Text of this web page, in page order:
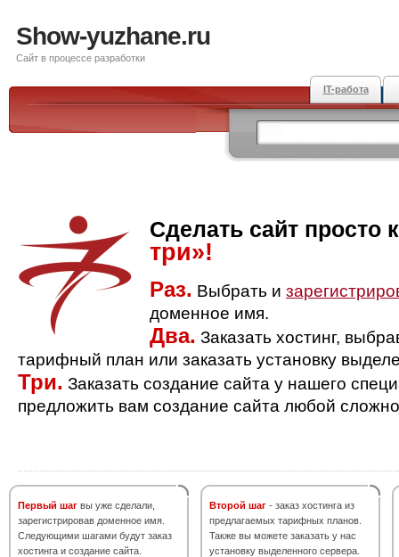
Show-yuzhane.ru
Сайт в процессе разработки
IT-работа
Сделать сайт просто
три»!
Раз. Выбрать и
доменное имя.
Два. Заказать хостинг,
тарифный план или заказать установку
Три. Заказать создание сайта у нашего
предложить вам создание сайта любой
Первый шаг вы уже сделали,
зарегистрировав доменное имя.
Следующими шагами будут заказ
хостинга и создание сайта.
Второй шаг - заказ хостинга из
предлагаемых тарифных планов.
Также вы можете заказать у нас
установку выделенного сервера.